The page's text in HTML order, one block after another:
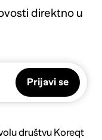
direktno u
Prijavi se
društvu Koreqt